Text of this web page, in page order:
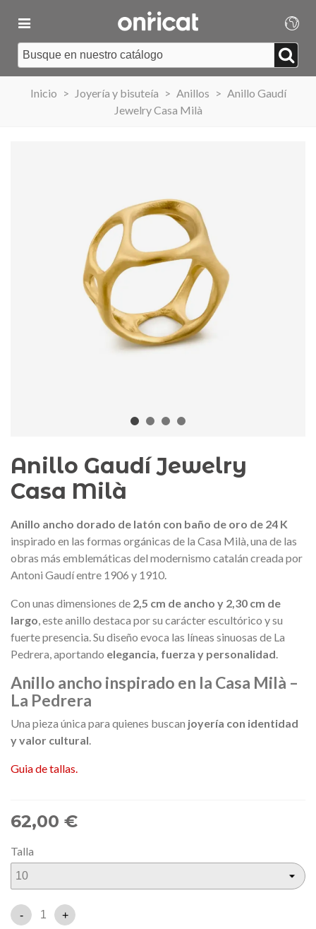
Inicio > Joyería y bisuteía > Anillos > Anillo Gaudí
Jewelry Casa Milà
Anillo Gaudí Jewelry
Casa Milà
Anillo ancho dorado de latón con baño de oro de 24 K
inspirado en las formas orgánicas de la Casa Milà, una de las
obras más emblemáticas del modernismo catalán creada por
Antoni Gaudíentre 1906 y 1910.
Con unas dimensiones de 2,5 cm de ancho y 2,30 cm de
largo, este anillo destaca por su carácter escultórico y su
fuerte presencia. Su diseño evoca las líneas sinuosas de La
Pedrera, aportando elegancia, fuerza y personalidad.
Anillo ancho inspirado en la Casa Milà –
La Pedrera
Una pieza única para quienes buscan joyería con identidad
y valor cultural.
Guia de tallas.
62,00 €
Talla
- +
conmemorativa Gaudí 2026
– Edición limitada
NUEVO